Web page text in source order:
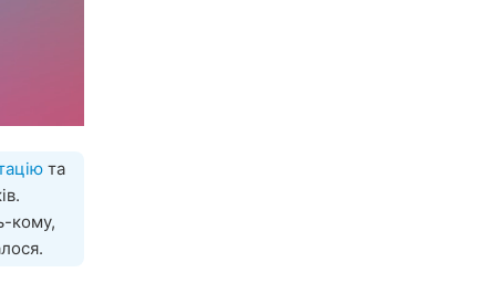
та
кому,